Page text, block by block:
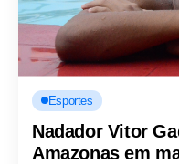
Esportes
Nadador Vitor
Amazonas em